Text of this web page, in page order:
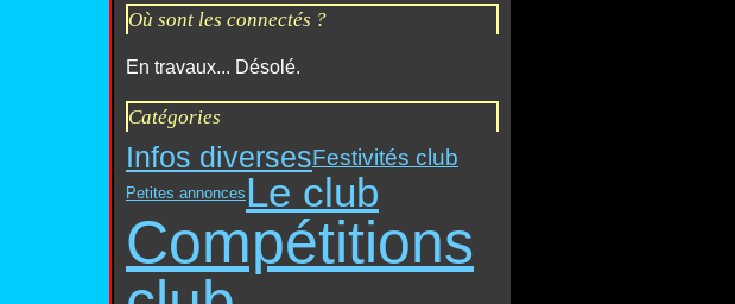
Où sont les connectés ?
En travaux... Désolé.
Catégories
Infos diversesFestivités club
Petites annonces Le club
Compétitions